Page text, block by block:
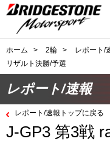
ホーム > 2輪 > レポート/
リザルト決勝/予選
レポート/速報
レポート/速報トップに戻る
J-GP3 第3戦